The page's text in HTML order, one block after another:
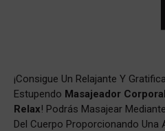
¡Consigue Un Relajante Y
Estupendo Masajeador
Relax! Podrás Masajear
Del Cuerpo Proporcionando Una